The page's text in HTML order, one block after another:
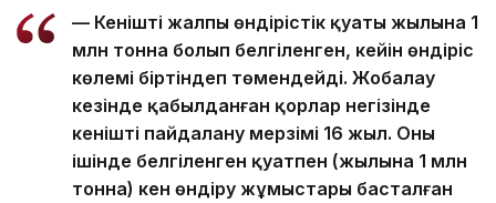
— Кеніштің жалпы өндірістік қуаты жылына 1
млн тонна болып белгіленген, кейін өндіріс
көлемі біртіндеп төмендейді. Жобалау
кезінде қабылданған қорлар негізінде
кеніштің пайдалану мерзімі 16 жыл. Оның
ішінде белгіленген қуатпен (жылына 1 млн
тонна) кен өндіру жұмыстары басталған